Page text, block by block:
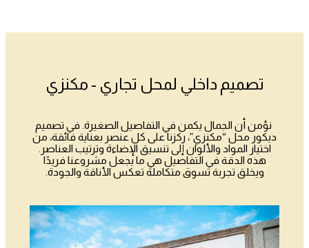
تصميم داخلي لمحل تجاري - مكنزي
نؤمن أن الجمال يكمن في التفاصيل الصغيرة. في تصميم
ديكور محل “مكنزي”، ركزنا على كل عنصر بعناية فائقة، من
اختيار المواد والألوان إلى تنسيق الإضاءة وترتيب العناصر.
هذه الدقة في التفاصيل هي ما يجعل مشروعنا فريدًا
ويخلق تجربة تسوق متكاملة تعكس الأناقة والجودة.